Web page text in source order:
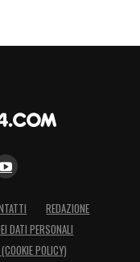
REDAZIONE
DATI PERSONALI
POLICY)